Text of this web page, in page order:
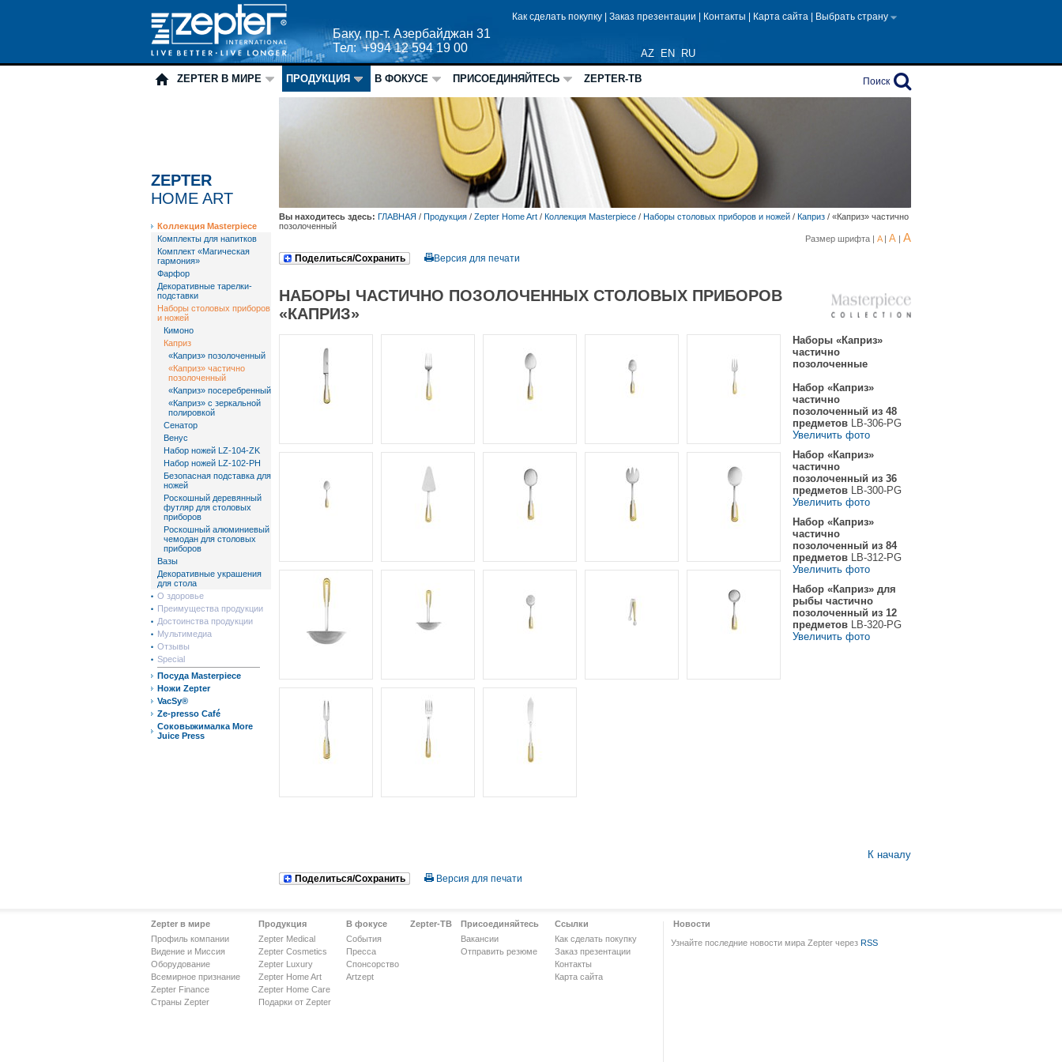
AZ EN RU
Баку, пр-т. Азербайджан 31
Тел: +994 12 594 19 00
Как сделать покупку Заказ презентации Контакты Карта сайта Выбрать страну
ZEPTER В МИРЕ ПРОДУКЦИЯ В ФОКУСЕ ПРИСОЕДИНЯЙТЕСЬ ZEPTER-ТВ Поиск
ZEPTER
HOME ART
Коллекция Masterpiece
Комплекты для напитков
Комплект «Магическая
гармония»
Фарфор
Декоративные тарелки-
подставки
Наборы столовых приборов
и ножей
Кимоно
Каприз
«Каприз» позолоченный
«Каприз» частично
позолоченный
«Каприз» посеребренный
«Каприз» с зеркальной
полировкой
Сенатор
Венус
Набор ножей LZ-104-ZK
Набор ножей LZ-102-PH
Безопасная подставка для
ножей
Роскошный деревянный
футляр для столовых
приборов
Роскошный алюминиевый
чемодан для столовых
приборов
Вазы
Декоративные украшения
для стола
О здоровье
Преимущества продукции
Достоинства продукции
Мультимедиа
Отзывы
Special
Посуда Masterpiece
Ножи Zepter
VacSy®
Ze-presso Café
Соковыжималка More
Juice Press
Вы находитесь здесь: ГЛАВНАЯ / Продукция / Zepter Home Art / Коллекция Masterpiece / Наборы столовых приборов и ножей / Каприз / «Каприз» частично
позолоченный
Размер шрифта | A | A | A
Поделиться/Сохранить Версия для печати
НАБОРЫ ЧАСТИЧНО ПОЗОЛОЧЕННЫХ СТОЛОВЫХ ПРИБОРОВ
«КАПРИЗ»
Наборы «Каприз»
частично
позолоченные
Набор «Каприз»
частично
позолоченный из 48
предметов LB-306-PG
Увеличить фото
Набор «Каприз»
частично
позолоченный из 36
предметов LB-300-PG
Увеличить фото
Набор «Каприз»
частично
позолоченный из 84
предметов LB-312-PG
Увеличить фото
Набор «Каприз» для
рыбы частично
позолоченный из 12
предметов LB-320-PG
Увеличить фото
К началу
Поделиться/Сохранить Версия для печати
Zepter в мире
Профиль компании
Видение и Миссия
Оборудование
Всемирное признание
Zepter Finance
Страны Zepter
Продукция
Zepter Medical
Zepter Cosmetics
Zepter Luxury
Zepter Home Art
Zepter Home Care
Подарки от Zepter
В фокусе
События
Пресса
Спонсорство
Artzept
Zepter-ТВ
Присоединяйтесь
Вакансии
Отправить резюме
Ссылки
Как сделать покупку
Заказ презентации
Контакты
Карта сайта
Новости
Узнайте последние новости мира Zepter через RSS